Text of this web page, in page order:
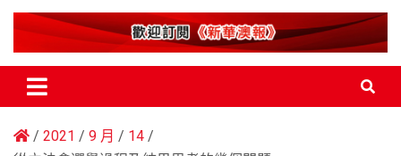
新華澳報
2021 9 月
14